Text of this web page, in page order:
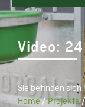
Video:
Sie befinden sich
Home/Projekte